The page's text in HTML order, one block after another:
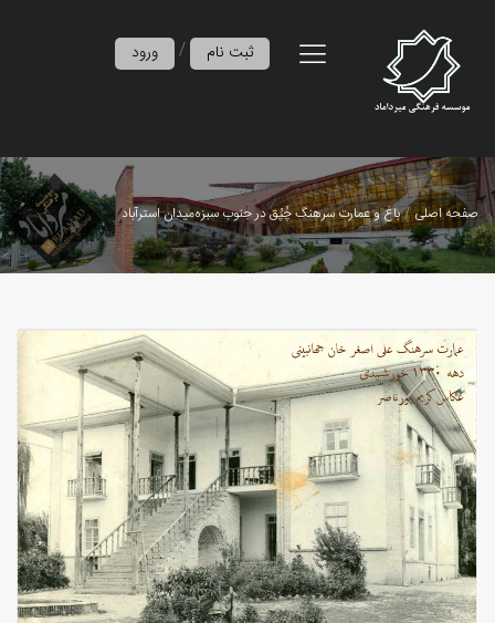
ورود / ثبت نام
صفحه اصلی باغ و عمارت سرهنگ چُپُق در جنوب سبزه‌میدان استرآباد